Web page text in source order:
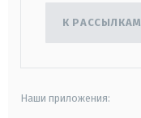
К РАССЫЛКАМ
Наши приложения: